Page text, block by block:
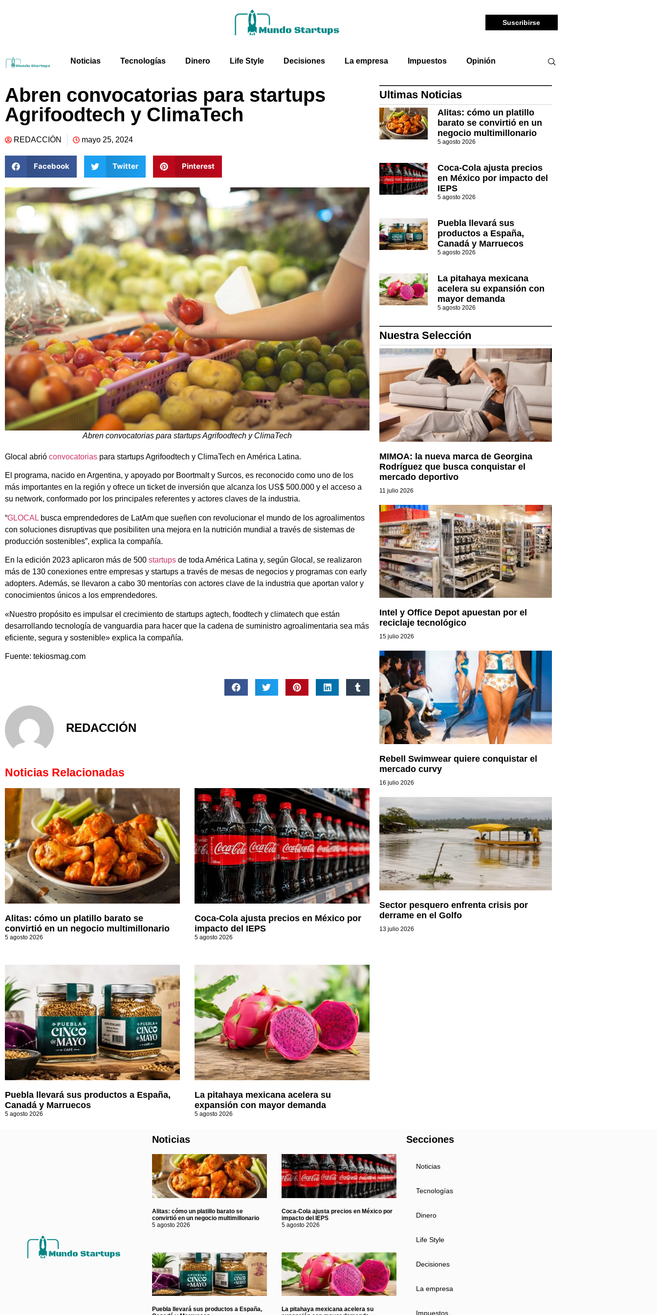
Suscribirse
Noticias Tecnologías Dinero Life Style Decisiones La empresa Impuestos Opinión
Abren convocatorias para startups
Agrifoodtech y ClimaTech
REDACCIÓN mayo 25, 2024
Facebook Twitter Pinterest
Abren convocatorias para startups Agrifoodtech y ClimaTech
Glocal abrió convocatorias para startups Agrifoodtech y ClimaTech en América Latina.
El programa, nacido en Argentina, y apoyado por Boortmalt y Surcos, es reconocido como uno de los
más importantes en la región y ofrece un ticket de inversión que alcanza los US$ 500.000 y el acceso a
su network, conformado por los principales referentes y actores claves de la industria.
“GLOCAL busca emprendedores de LatAm que sueñen con revolucionar el mundo de los agroalimentos
con soluciones disruptivas que posibiliten una mejora en la nutrición mundial a través de sistemas de
producción sostenibles”, explica la compañía.
En la edición 2023 aplicaron más de 500 startups de toda América Latina y, según Glocal, se realizaron
más de 130 conexiones entre empresas y startups a través de mesas de negocios y programas con early
adopters. Además, se llevaron a cabo 30 mentorías con actores clave de la industria que aportan valor y
conocimientos únicos a los emprendedores.
«Nuestro propósito es impulsar el crecimiento de startups agtech, foodtech y climatech que están
desarrollando tecnología de vanguardia para hacer que la cadena de suministro agroalimentaria sea más
eficiente, segura y sostenible» explica la compañía.
Fuente: tekiosmag.com
REDACCIÓN
Noticias Relacionadas
Alitas: cómo un platillo barato se
convirtió en un negocio multimillonario
5 agosto 2026
Coca-Cola ajusta precios en México por
impacto del IEPS
5 agosto 2026
Puebla llevará sus productos a España,
Canadá y Marruecos
5 agosto 2026
La pitahaya mexicana acelera su
expansión con mayor demanda
5 agosto 2026
Ultimas Noticias
Alitas: cómo un platillo
barato se convirtió en un
negocio multimillonario
5 agosto 2026
Coca-Cola ajusta precios
en México por impacto del
IEPS
5 agosto 2026
Puebla llevará sus
productos a España,
Canadá y Marruecos
5 agosto 2026
La pitahaya mexicana
acelera su expansión con
mayor demanda
5 agosto 2026
Nuestra Selección
MIMOA: la nueva marca de Georgina
Rodríguez que busca conquistar el
mercado deportivo
11 julio 2026
Intel y Office Depot apuestan por el
reciclaje tecnológico
15 julio 2026
Rebell Swimwear quiere conquistar el
mercado curvy
16 julio 2026
Sector pesquero enfrenta crisis por
derrame en el Golfo
13 julio 2026
Noticias
Alitas: cómo un platillo barato se
convirtió en un negocio multimillonario
5 agosto 2026
Coca-Cola ajusta precios en México por
impacto del IEPS
5 agosto 2026
Puebla llevará sus productos a España,
La pitahaya mexicana acelera su
Secciones
Noticias
Tecnologías
Dinero
Life Style
Decisiones
La empresa
Impuestos